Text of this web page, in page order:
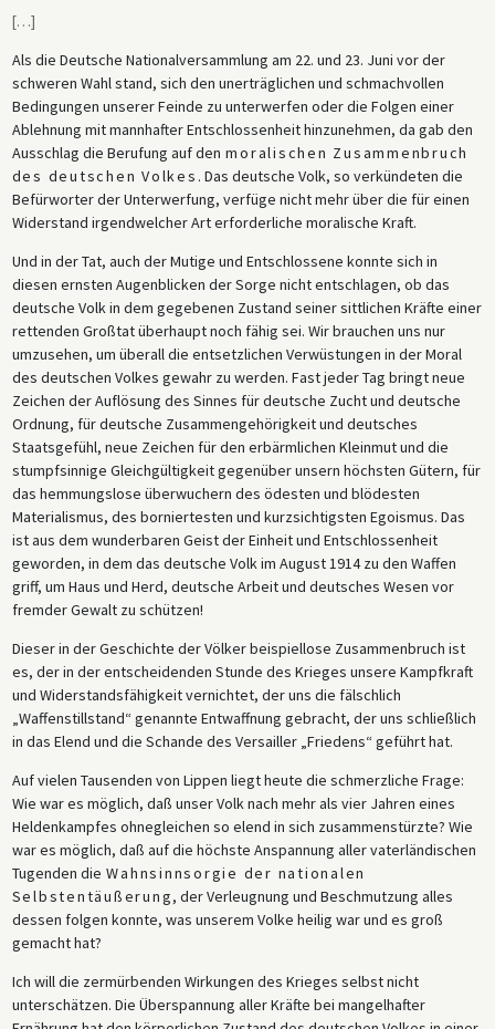
Rathenau und Joseph Wirth, sowie gegen Erzberger führte. Nach der
Beschimpfungen zurückzuführen war, zeigte der damalige
Reichskanzler Wirth im Reichstagssaal direkt auf Helfferich und rief:
„Dieser Feind steht rechts!“
Die folgenden Auszüge stammen aus einer Reihe von berüchtigten
Artikeln, die Karl Helfferich im Sommer 1919 in der monarchisch-
konservativenNeuen Preußischen (Kreuz-)Zeitungveröffentlichte, die
wegen des Eisernen Kreuzes im Impressum auch kurzKreuzzeitung
und die Republik im Allgemeinen der politischen Unfähigkeit, der Lüge,
der Korruption und des Hochverrats an Deutschland. Helfferich fasste
diese Artikel in einer 80-seitigen Broschüre mit dem TitelFort mit
Erzbergerzusammen, die er im Herbst 1919 veröffentlichte.
Helfferichs andauernde Hetzkampagne veranlasste Erzberger nicht
nur, Artikel zu seiner Verteidigung zu schreiben, sondern auch eine
Verleumdungsklage gegen Helfferich wegen übler Nachrede
anzustrengen. Der anschließende Prozess, der vom 19. Januar bis zum
12. März 1920 dauerte, führte nur zu einer geringen Geldstrafe gegen
Helfferich und schuf ein Umfeld, in dem er weitere unbelegte
Behauptungen gegen Erzberger vorbringen konnte. Helfferich gelang
es mit Hilfe eines wohlwollenden konservativen Gerichts, genügend
Verdachtsmomente zu schaffen, um Erzberger zu diskreditieren und
seinen Rücktritt als Finanzminister zu erzwingen. (Für weitere
Informationen zum Prozess siehe auch das Dokument „Arnold Brecht
Jahr 1920 (Rückblick, 1966)“ in diesem Band.)
Erzberger verbrachte die nächsten anderthalb Jahre mit Bemühungen,
seinen Ruf wiederherzustellen und seine politische Karriere zu
rehabilitieren. Dies gelang ihm im Sommer 1921 teilweise, als er in
freigesprochen und in den Reichstag gewählt wurde. Die
Wiederherstellung seiner Karriere wurde jedoch brutal verhindert, als
zwei rechte Attentäter Erzerger am 26. August 1921 bei einem
Morgenspaziergang niederschossen. Helfferichs
Verleumdungskampagne hatte mit Sicherheit eine Rolle bei ihrer
Motivation gespielt.
Der Artikel, dem diese Auszüge entnommen sind, erschien nur eine
Vertrag zu unterzeichnen. Helfferich begann damit, dieses Votum als
eine katastrophale Fehlentscheidung zu bezeichnen, die auf
[…]
Als die Deutsche Nationalversammlung am 22. und 23. Juni vor der
schweren Wahl stand, sich den unerträglichen und schmachvollen
Bedingungen unserer Feinde zu unterwerfen oder die Folgen einer
Ablehnung mit mannhafter Entschlossenheit hinzunehmen, da gab den
Ausschlag die Berufung auf den moralischen Zusammenbruch
des deutschen Volkes . Das deutsche Volk, so verkündeten die
Befürworter der Unterwerfung, verfüge nicht mehr über die für einen
Widerstand irgendwelcher Art erforderliche moralische Kraft.
Und in der Tat, auch der Mutige und Entschlossene konnte sich in
diesen ernsten Augenblicken der Sorge nicht entschlagen, ob das
deutsche Volk in dem gegebenen Zustand seiner sittlichen Kräfte einer
rettenden Großtat überhaupt noch fähig sei. Wir brauchen uns nur
umzusehen, um überall die entsetzlichen Verwüstungen in der Moral
des deutschen Volkes gewahr zu werden. Fast jeder Tag bringt neue
Zeichen der Auflösung des Sinnes für deutsche Zucht und deutsche
Ordnung, für deutsche Zusammengehörigkeit und deutsches
Staatsgefühl, neue Zeichen für den erbärmlichen Kleinmut und die
stumpfsinnige Gleichgültigkeit gegenüber unsern höchsten Gütern, für
das hemmungslose überwuchern des ödesten und blödesten
Materialismus, des borniertesten und kurzsichtigsten Egoismus. Das
ist aus dem wunderbaren Geist der Einheit und Entschlossenheit
geworden, in dem das deutsche Volk im August 1914 zu den Waffen
griff, um Haus und Herd, deutsche Arbeit und deutsches Wesen vor
fremder Gewalt zu schützen!
Dieser in der Geschichte der Völker beispiellose Zusammenbruch ist
es, der in der entscheidenden Stunde des Krieges unsere Kampfkraft
und Widerstandsfähigkeit vernichtet, der uns die fälschlich
„Waffenstillstand“ genannte Entwaffnung gebracht, der uns schließlich
in das Elend und die Schande des Versailler „Friedens“ geführt hat.
Auf vielen Tausenden von Lippen liegt heute die schmerzliche Frage:
Wie war es möglich, daß unser Volk nach mehr als vier Jahren eines
Heldenkampfes ohnegleichen so elend in sich zusammenstürzte? Wie
war es möglich, daß auf die höchste Anspannung aller vaterländischen
Tugenden die Wahnsinnsorgie der nationalen
Selbstentäußerung, der Verleugnung und Beschmutzung alles
dessen folgen konnte, was unserem Volke heilig war und es groß
gemacht hat?
Ich will die zermürbenden Wirkungen des Krieges selbst nicht
unterschätzen. Die Überspannung aller Kräfte bei mangelhafter